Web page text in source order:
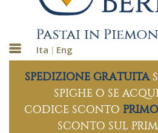
Ita Eng
SPEDIZIONE GRATUITA
SPIGHE O SE
CODICE SCONTO
SCONTO SUL